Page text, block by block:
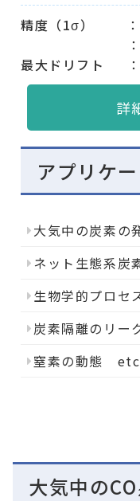
精度（1σ）
：
： 0.04 ‰
最大ドリフト
：
詳
アプリケ
大気中の炭素の
ネット生態系炭
生物学的プロセ
炭素隔離のリー
窒素の動態
大気中の